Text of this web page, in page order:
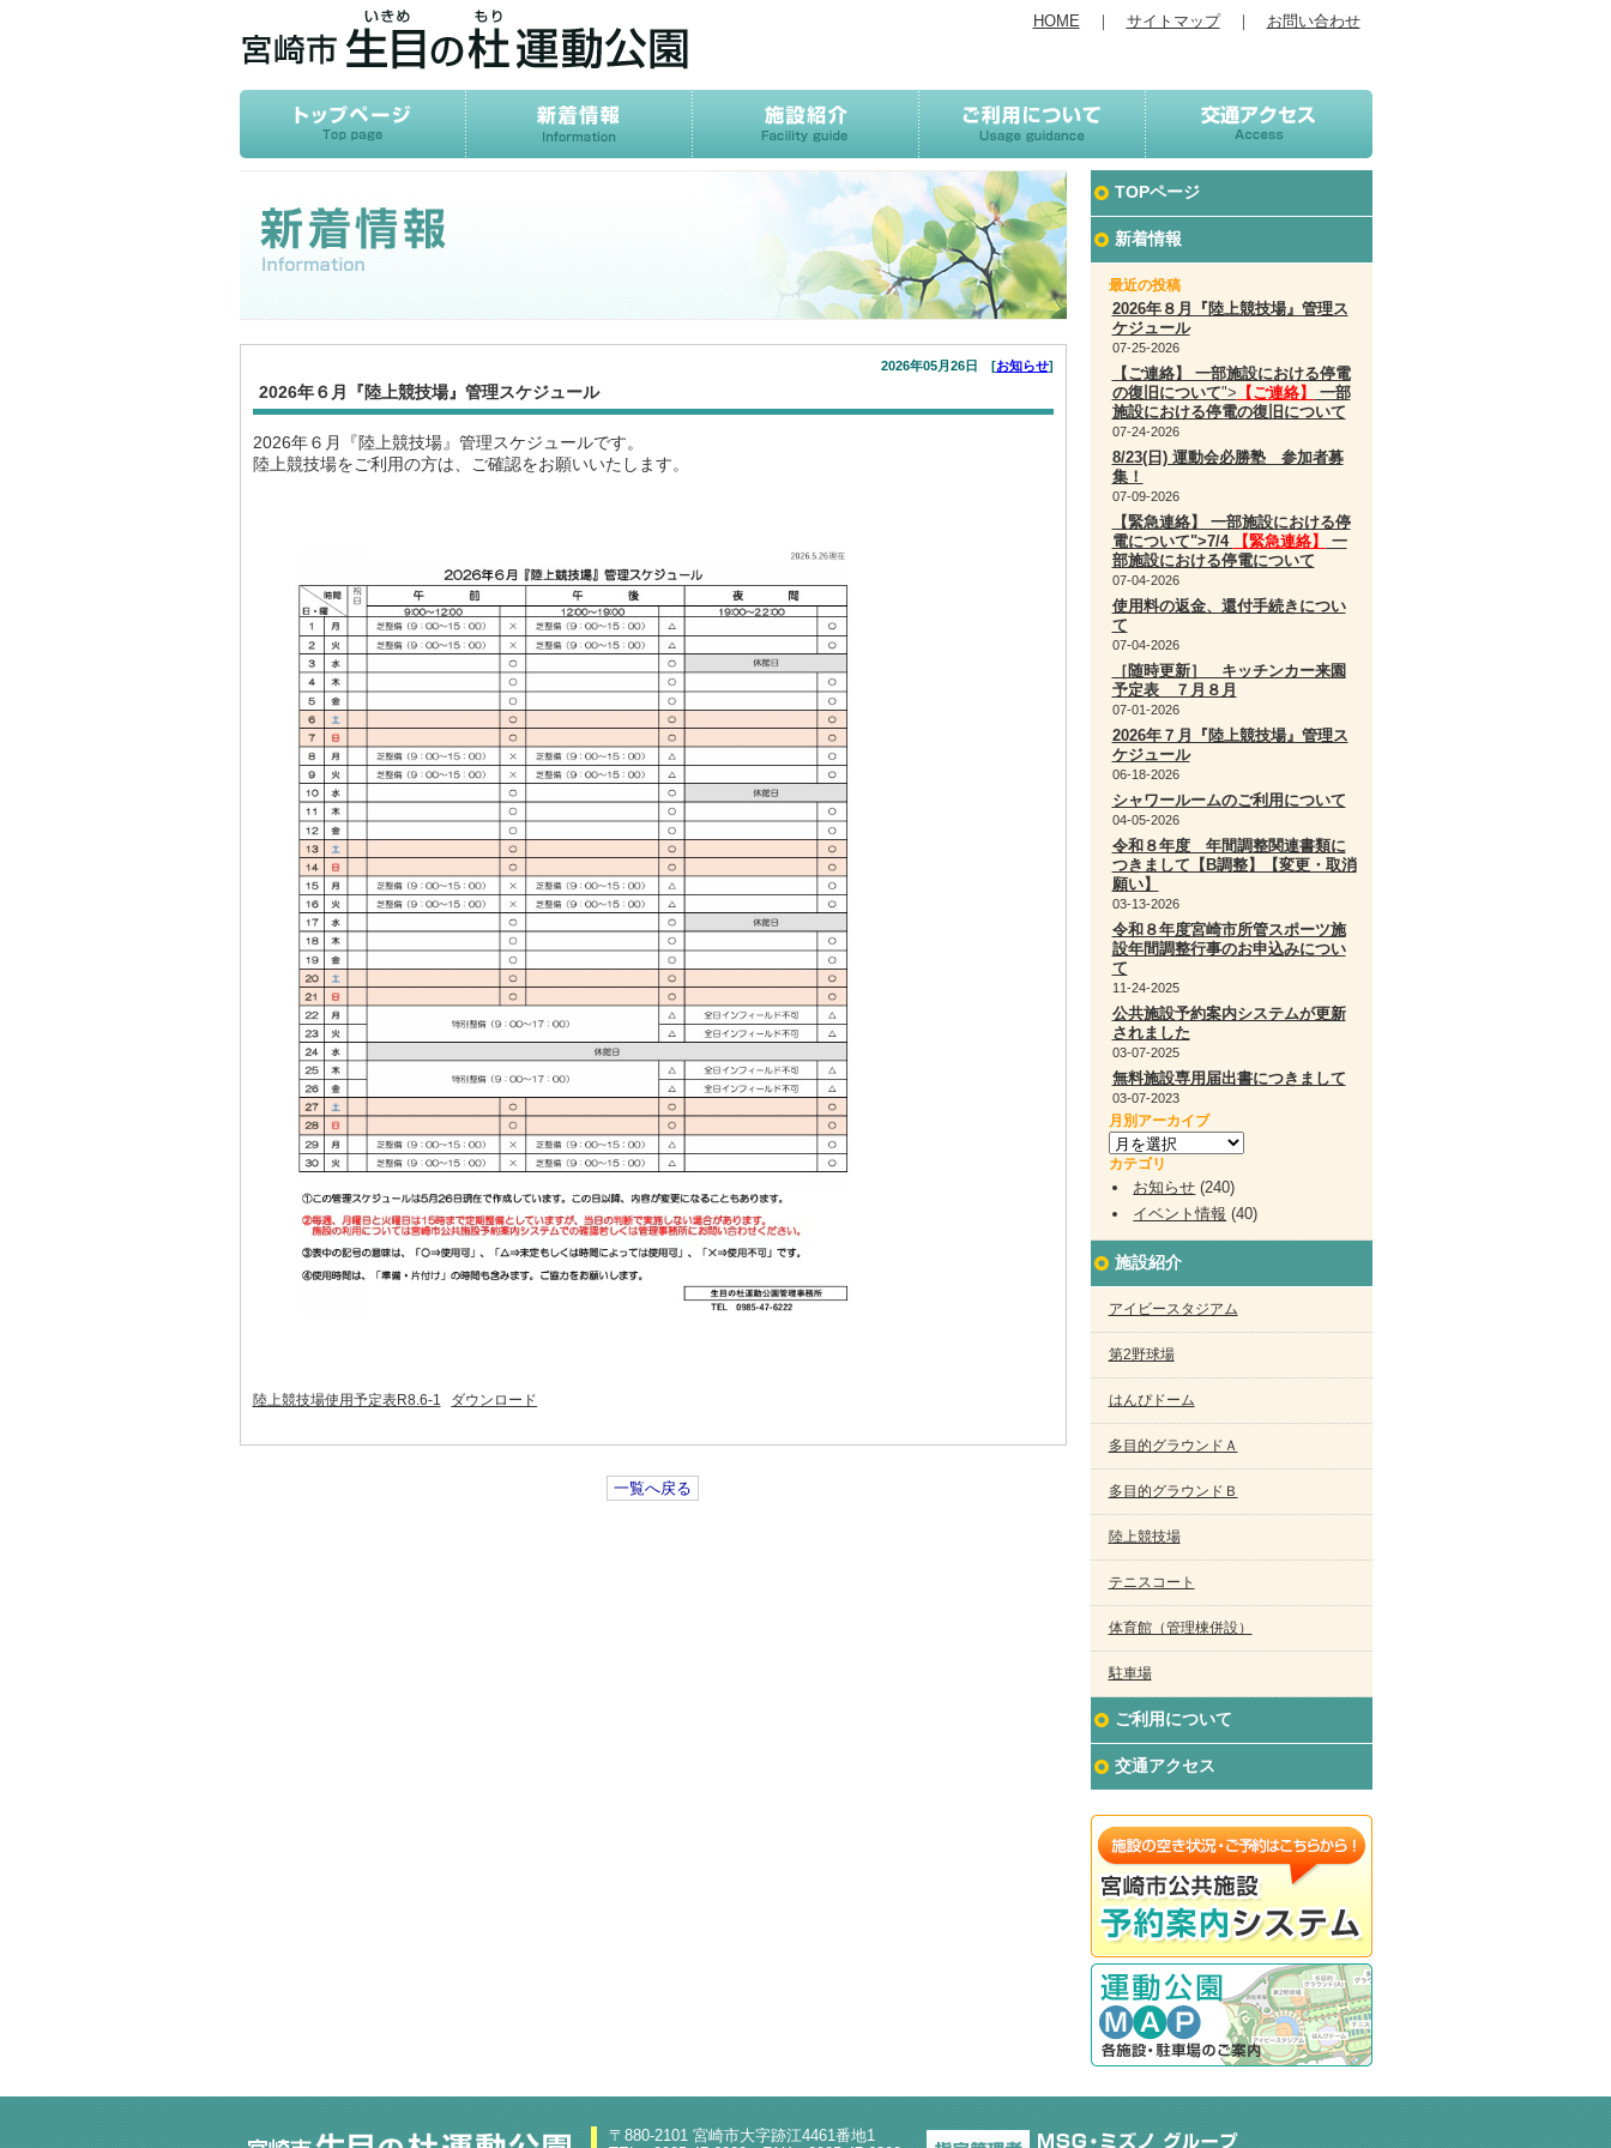
HOME ｜ サイトマップ｜ お問い合わせ
2026年05月26日 [お知らせ]
2026年６月『陸上競技場』管理スケジュール
2026年６月『陸上競技場』管理スケジュールです。
陸上競技場をご利用の方は、ご確認をお願いいたします。
陸上競技場使用予定表R8.6-1 ダウンロード
一覧へ戻る
TOPページ
新着情報
最近の投稿
2026年８月『陸上競技場』管理ス
ケジュール
07-25-2026
【ご連絡】 一部施設における停電
の復旧について"> 【ご連絡】
一部
施設における停電の復旧について
07-24-2026
8/23(日) 運動会必勝塾 参加者募
集！
07-09-2026
【緊急連絡】 一部施設における停
電について">7/4
【緊急連絡】
一
部施設における停電について
07-04-2026
使用料の返金、還付手続きについ
て
07-04-2026
［随時更新］ キッチンカー来園
予定表 ７月８月
07-01-2026
2026年７月『陸上競技場』管理ス
ケジュール
06-18-2026
シャワールームのご利用について
04-05-2026
令和８年度 年間調整関連書類に
つきまして【B調整】【変更・取消
願い】
03-13-2026
令和８年度宮崎市所管スポーツ施
設年間調整行事のお申込みについ
て
11-24-2025
公共施設予約案内システムが更新
されました
03-07-2025
無料施設専用届出書につきまして
03-07-2023
月別アーカイブ
カテゴリ
お知らせ (240)
イベント情報 (40)
施設紹介
アイビースタジアム
第2野球場
はんぴドーム
多目的グラウンドＡ
多目的グラウンドＢ
陸上競技場
テニスコート
体育館（管理棟併設）
駐車場
ご利用について
交通アクセス
〒880-2101 宮崎市大字跡江4461番地1